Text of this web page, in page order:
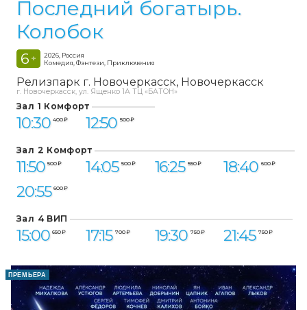
Последний богатырь.
Колобок
6 +
2026, Россия
Комедия, Фэнтези, Приключения
Релизпарк г. Новочеркасск Новочеркасск
г. Новочеркасск, ул. Ященко 1А ТЦ «БАТОН»
Зал 1 Комфорт
10:30 400 ₽ 12:50 500 ₽
Зал 2 Комфорт
11:50 500 ₽ 14:05 500 ₽ 16:25 550 ₽ 18:40 600 ₽
20:55 600 ₽
Зал 4 ВИП
15:00 650 ₽ 17:15 700 ₽ 19:30 750 ₽ 21:45 750 ₽
ПРЕМЬЕРА